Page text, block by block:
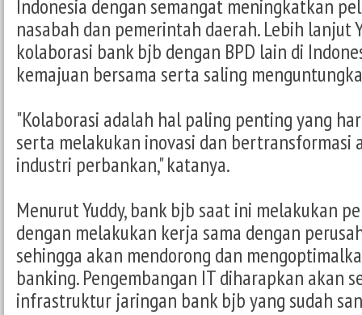
Indonesia dengan semangat meningkatkan
nasabah dan pemerintah daerah. Lebih lanjut
kolaborasi bank bjb dengan BPD lain di
kemajuan bersama serta saling
"Kolaborasi adalah hal paling penting yang
serta melakukan inovasi dan bertransformasi
industri perbankan," katanya.
Menurut Yuddy, bank bjb saat ini melakukan
dengan melakukan kerja sama dengan
sehingga akan mendorong dan
banking. Pengembangan IT diharapkan akan
infrastruktur jaringan bank bjb yang sudah